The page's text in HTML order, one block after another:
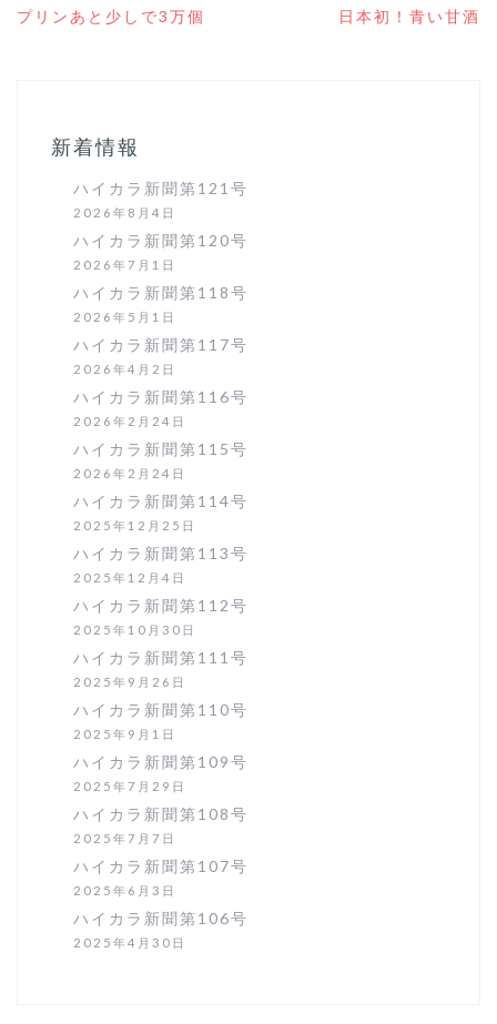
投
プリンあと少しで3万個 日本初！青い甘酒
新着情報
ハイカラ新聞第121号
2026年8月4日
ハイカラ新聞第120号
2026年7月1日
ハイカラ新聞第118号
2026年5月1日
ハイカラ新聞第117号
2026年4月2日
ハイカラ新聞第116号
2026年2月24日
ハイカラ新聞第115号
2026年2月24日
ハイカラ新聞第114号
2025年12月25日
ハイカラ新聞第113号
2025年12月4日
ハイカラ新聞第112号
2025年10月30日
ハイカラ新聞第111号
2025年9月26日
ハイカラ新聞第110号
2025年9月1日
ハイカラ新聞第109号
2025年7月29日
ハイカラ新聞第108号
2025年7月7日
ハイカラ新聞第107号
2025年6月3日
ハイカラ新聞第106号
2025年4月30日